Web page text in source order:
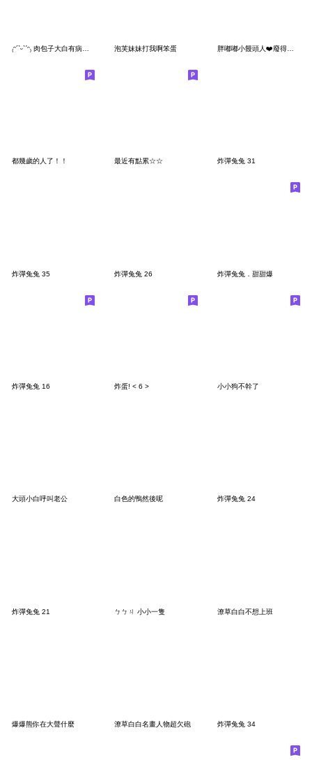
泡芙妹妹打我啊笨蛋 胖嘟嘟小饅頭人❤️廢得剛剛好
都幾歲的人了！！ 最近有點累☆☆ 炸彈兔兔 31
炸彈兔兔 35 炸彈兔兔 26 炸彈兔兔．甜甜爆
炸彈兔兔 16 炸蛋! < 6 > 小小狗不幹了
大頭小白呼叫老公 白色的鴨然後呢 炸彈兔兔 24
炸彈兔兔 21 ㄅㄅㄐ 小小一隻 潦草白白不想上班
爆爆熊你在大聲什麼 潦草白白名畫人物超欠砲 炸彈兔兔 34